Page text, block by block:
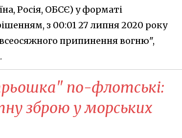
Росія, ОБСЄ) у форматі
з 00:01 27 липня 2020 року
припинення вогню",
по-флотські:
зброю у морських